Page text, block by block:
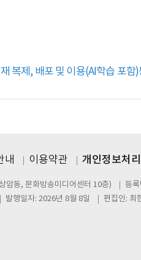
복제, 배포 및 이용(AI학습 포함
내 이용약관 개인정보처
암동, 문화방송미디어센터 10층) 등
발행일자: 2026년 8월 8일 편집인: 최